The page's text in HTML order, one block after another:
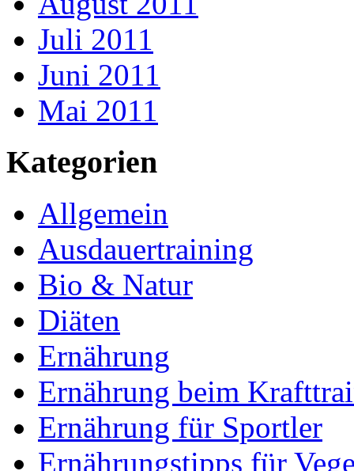
Juli 2011
Juni 2011
Mai 2011
Kategorien
Allgemein
Ausdauertraining
Bio & Natur
Diäten
Ernährung
Ernährung beim
Ernährung für Sportler
Ernährungstipps für